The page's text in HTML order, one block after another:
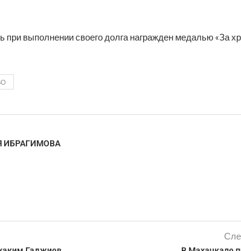
при выполнении своего долга награжден медалью «За
ИБРАГИМОВА